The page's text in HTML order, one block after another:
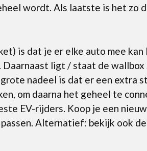
wordt. Als laatste is het zo
is dat je er elke auto mee
ligt / staat de wallbox
nadeel is dat er een extra
om daarna het geheel te
EV-rijders. Koop je een
Alternatief: bekijk ook